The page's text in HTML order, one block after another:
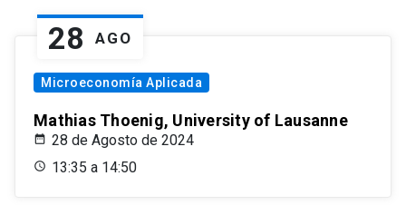
28 AGO
Microeconomía Aplicada
Mathias Thoenig, University of Lausanne
28 de Agosto de 2024
13:35 a 14:50